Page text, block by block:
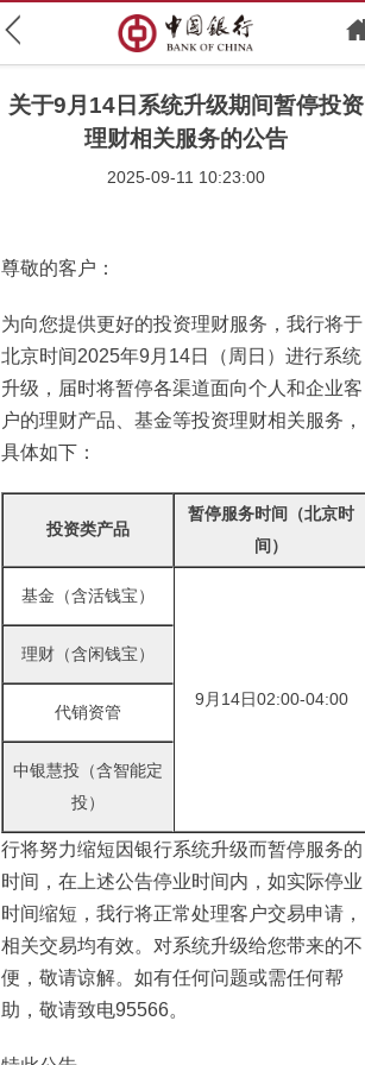
关于9月14日系统升级期间暂停投资
理财相关服务的公告
2025-09-11 10:23:00
尊敬的客户：
为向您提供更好的投资理财服务，我行将于
北京时间2025年9月14日（周日）进行系统
升级，届时将暂停各渠道面向个人和企业客
户的理财产品、基金等投资理财相关服务，
具体如下：
投资类产品
暂停服务时间（北京时
间）
基金（含活钱宝）
9月14日02:00-04:00
理财（含闲钱宝）
代销资管
中银慧投（含智能定
投）
行将努力缩短因银行系统升级而暂停服务的
时间，在上述公告停业时间内，如实际停业
时间缩短，我行将正常处理客户交易申请，
相关交易均有效。对系统升级给您带来的不
便，敬请谅解。如有任何问题或需任何帮
助，敬请致电95566。